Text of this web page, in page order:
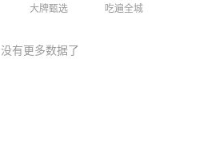
大牌甄选 吃遍全城
没有更多数据了